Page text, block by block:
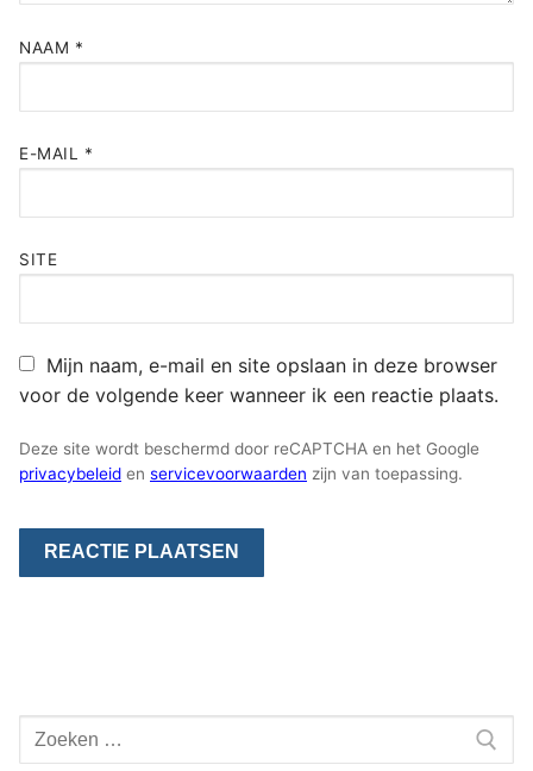
NAAM *
E-MAIL *
SITE
Mijn naam, e-mail en site opslaan in deze browser
voor de volgende keer wanneer ik een reactie plaats.
Deze site wordt beschermd door reCAPTCHA en het Google
privacybeleid en servicevoorwaarden zijn van toepassing.
Zoeken
naar: